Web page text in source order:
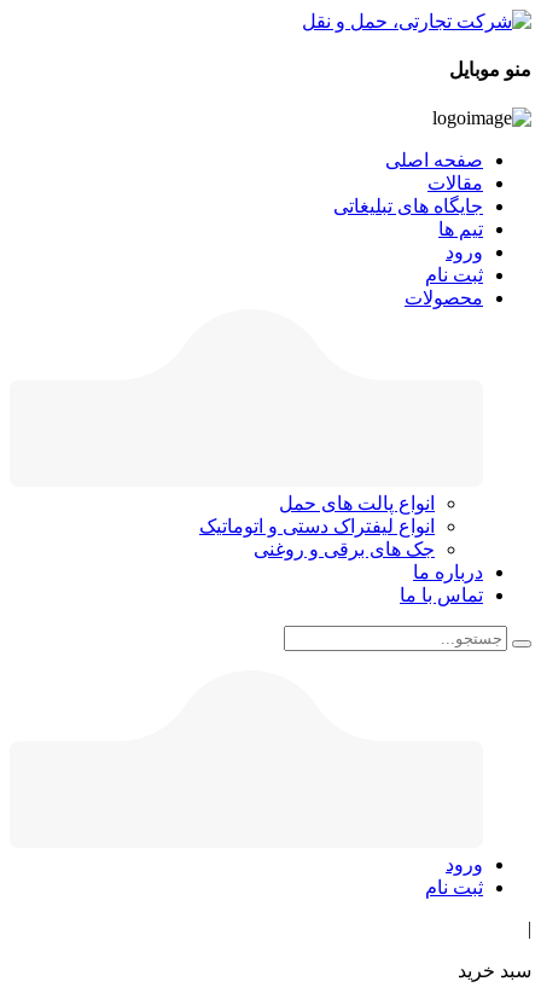
منو موبایل
صفحه اصلی
مقالات
جایگاه های تبلیغاتی
تیم ها
ورود
ثبت نام
محصولات
انواع پالت های حمل
انواع لیفتراک دستی و اتوماتیک
جک های برقی و روغنی
درباره ما
تماس با ما
ورود
ثبت نام
سبد خرید